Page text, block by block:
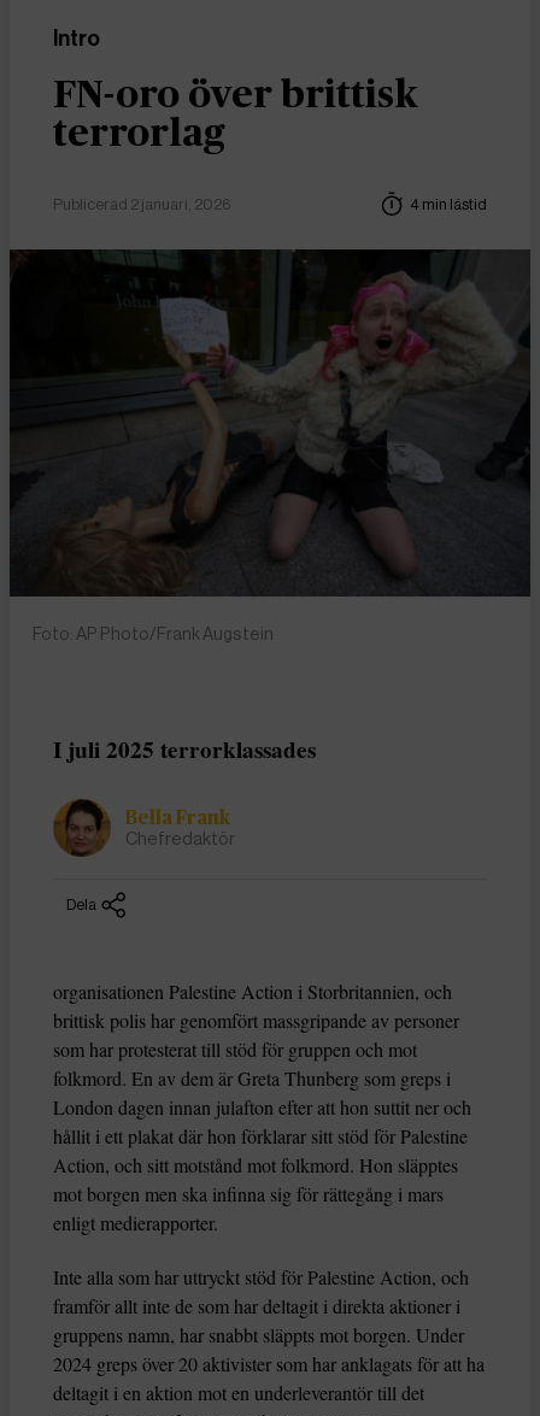
Intro
FN-oro över brittisk
terrorlag
Publicerad 2 januari, 2026 4 min lästid
Foto: AP Photo/Frank Augstein
I juli 2025 terrorklassades
Bella Frank
Chefredaktör
Dela
organisationen Palestine Action i Storbritannien, och
brittisk polis har genomfört massgripande av personer
som har protesterat till stöd för gruppen och mot
folkmord. En av dem är Greta Thunberg som greps i
London dagen innan julafton efter att hon suttit ner och
hållit i ett plakat där hon förklarar sitt stöd för Palestine
Action, och sitt motstånd mot folkmord. Hon släpptes
mot borgen men ska infinna sig för rättegång i mars
enligt medierapporter.
Inte alla som har uttryckt stöd för Palestine Action, och
framför allt inte de som har deltagit i direkta aktioner i
gruppens namn, har snabbt släppts mot borgen. Under
2024 greps över 20 aktivister som har anklagats för att ha
deltagit i en aktion mot en underleverantör till det